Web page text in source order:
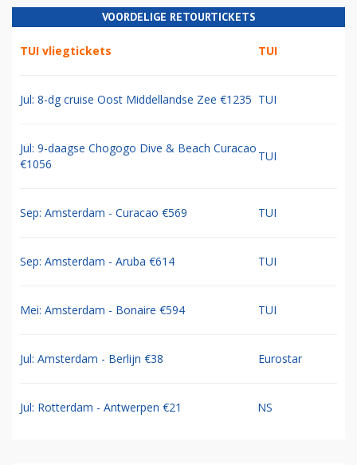
VOORDELIGE RETOURTICKETS
TUI vliegtickets TUI
Jul: 8-dg cruise Oost Middellandse Zee €1235 TUI
Jul: 9-daagse Chogogo Dive & Beach Curacao
€1056
TUI
Sep: Amsterdam - Curacao €569 TUI
Sep: Amsterdam - Aruba €614 TUI
Mei: Amsterdam - Bonaire €594 TUI
Jul: Amsterdam - Berlijn €38 Eurostar
Jul: Rotterdam - Antwerpen €21 NS